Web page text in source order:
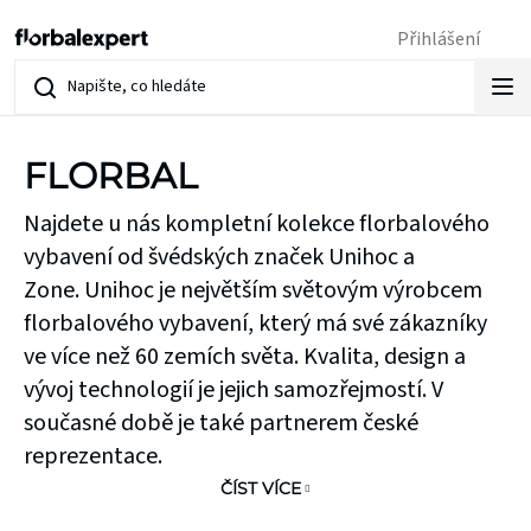
na
obsah
Přihlášení
FLORBAL
Najdete u nás kompletní kolekce florbalového
vybavení od švédských značek Unihoc a
Zone. Unihoc je největším světovým výrobcem
florbalového vybavení, který má své zákazníky
ve více než 60 zemích světa. Kvalita, design a
vývoj technologií je jejich samozřejmostí. V
současné době je také partnerem české
reprezentace.
ČÍST VÍCE